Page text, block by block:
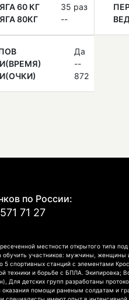
60 КГ
35 раз
80КГ
--
Да
--
872
по России:
71 27
местности открытого типа
участников: мужчины, женщины
спортивных станций с элементами
и борьбе с БПЛА. Экипировка;
Для детских групп разработаны
помощи раненым солдатам и